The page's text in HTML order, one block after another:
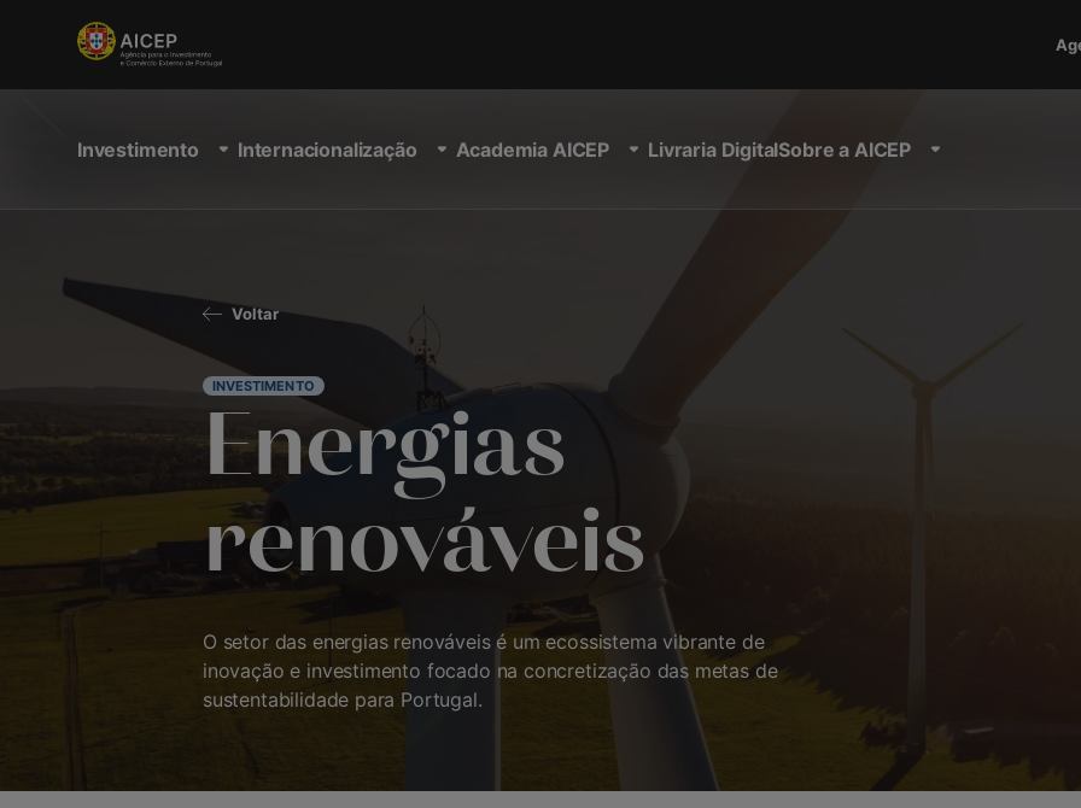
Investimento Internacionalização Academia AICEP Livraria DigitalSobre a AICEP
Voltar
INVESTIMENTO
Energias
renováveis
O setor das energias renováveis é um ecossistema vibrante de
inovação e investimento focado na concretização das metas de
sustentabilidade para Portugal.